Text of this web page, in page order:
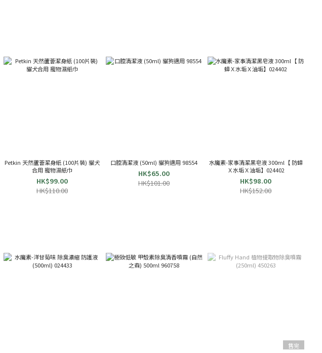
Petkin 天然蘆薈潔身紙 (100片裝) 貓犬
合用 寵物濕紙巾
HK$99.00
HK$110.00
口腔清潔液 (50ml) 貓狗適用 98554
HK$65.00
HK$101.00
水魔素-家事清潔黑皂液 300ml【 防蟑
Ｘ水垢Ｘ油垢】024402
HK$98.00
HK$152.00
售完